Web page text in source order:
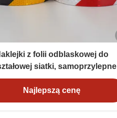
z folii odblaskowej do
siatki, samoprzylepne,
odblaskowe winylowe do
znaków drogowych
Najlepszą cenę